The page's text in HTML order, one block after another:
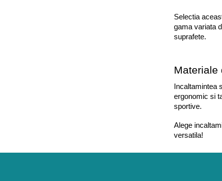
Selectia
gama variata
suprafete.
Materiale
Incaltamintea
ergonomic si
sportive.
Alege
versatila!